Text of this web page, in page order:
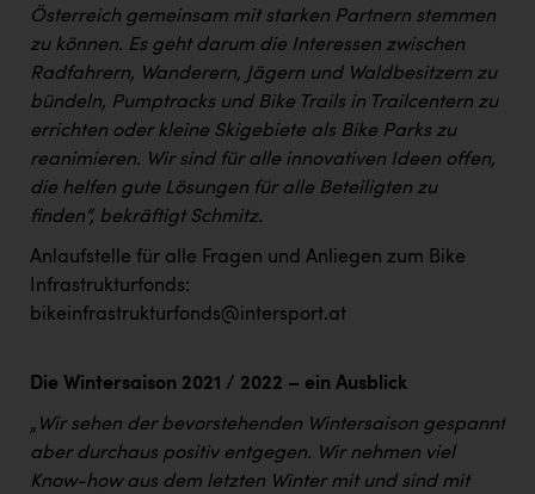
Österreich gemeinsam mit starken Partnern stemmen
zu können. Es geht darum die Interessen zwischen
Radfahrern, Wanderern, Jägern und Waldbesitzern zu
bündeln, Pumptracks und Bike Trails in Trailcentern zu
errichten oder kleine Skigebiete als Bike Parks zu
reanimieren. Wir sind für alle innovativen Ideen offen,
die helfen gute Lösungen für alle Beteiligten zu
finden“, bekräftigt Schmitz.
Anlaufstelle für alle Fragen und Anliegen zum Bike
Infrastrukturfonds:
bikeinfrastrukturfonds@intersport.at
Die Wintersaison 2021 / 2022 – ein Ausblick
„ Wir sehen der bevorstehenden Wintersaison gespannt
aber durchaus positiv entgegen. Wir nehmen viel
Know-how aus dem letzten Winter mit und sind mit